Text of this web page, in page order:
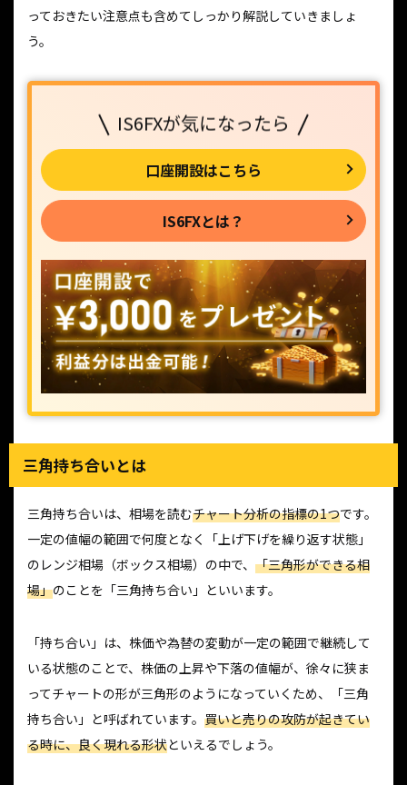
っておきたい注意点も含めてしっかり解説していきましょ
う。
IS6FXが気になったら
口座開設はこちら
IS6FXとは？
三角持ち合いとは
三角持ち合いは、相場を読むチャート分析の指標の1つです。
一定の値幅の範囲で何度となく「上げ下げを繰り返す状態」
のレンジ相場（ボックス相場）の中で、 「三角形ができる相
場」のことを「三角持ち合い」といいます。
「持ち合い」は、株価や為替の変動が一定の範囲で継続して
いる状態のことで、株価の上昇や下落の値幅が、徐々に狭ま
ってチャートの形が三角形のようになっていくため、「三角
持ち合い」と呼ばれています。 買いと売りの攻防が起きてい
る時に、良く現れる形状といえるでしょう。